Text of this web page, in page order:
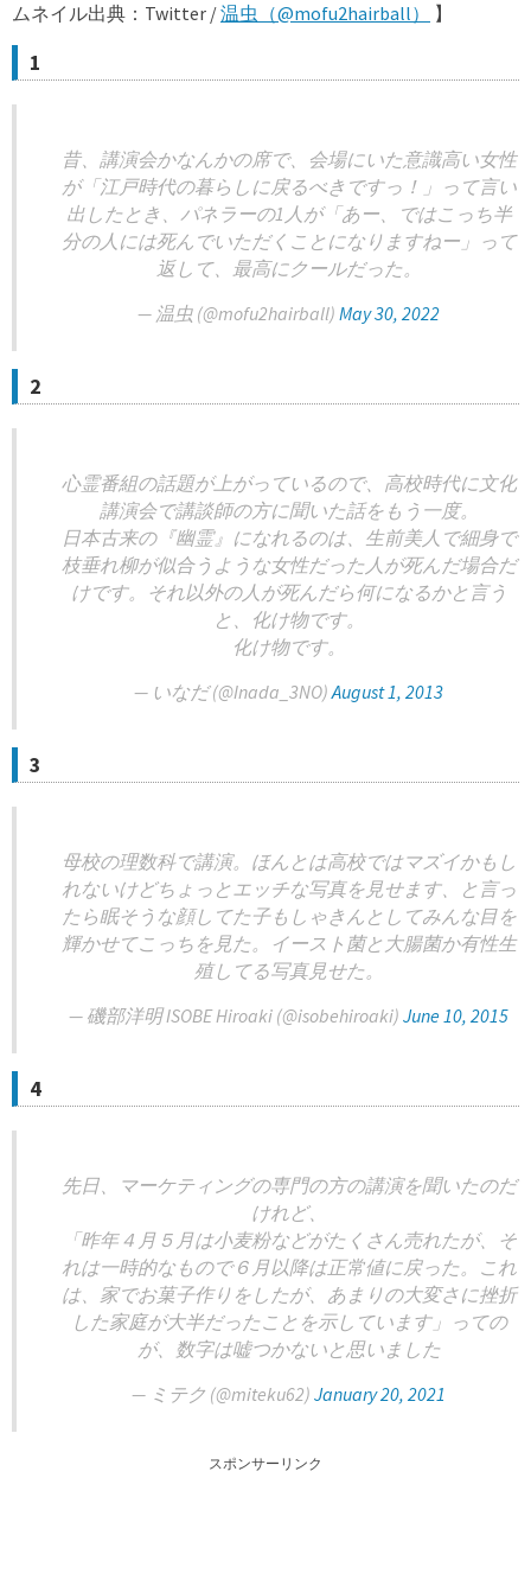
ムネイル出典：Twitter /温虫（@mofu2hairball） 】
1
昔、講演会かなんかの席で、会場にいた意識高い女性
が「江戸時代の暮らしに戻るべきですっ！」って言い
出したとき、パネラーの1人が「あー、ではこっち半
分の人には死んでいただくことになりますねー」って
返して、最高にクールだった。
— 温虫 (@mofu2hairball) May 30, 2022
2
心霊番組の話題が上がっているので、高校時代に文化
講演会で講談師の方に聞いた話をもう一度。
日本古来の『幽霊』になれるのは、生前美人で細身で
枝垂れ柳が似合うような女性だった人が死んだ場合だ
けです。それ以外の人が死んだら何になるかと言う
と、化け物です。
化け物です。
— いなだ (@Inada_3NO)August 1, 2013
3
母校の理数科で講演。ほんとは高校ではマズイかもし
れないけどちょっとエッチな写真を見せます、と言っ
たら眠そうな顔してた子もしゃきんとしてみんな目を
輝かせてこっちを見た。イースト菌と大腸菌か有性生
殖してる写真見せた。
— 磯部洋明 ISOBE Hiroaki (@isobehiroaki) June 10, 2015
4
先日、マーケティングの専門の方の講演を聞いたのだ
けれど、
「昨年４月５月は小麦粉などがたくさん売れたが、そ
れは一時的なもので６月以降は正常値に戻った。これ
は、家でお菓子作りをしたが、あまりの大変さに挫折
した家庭が大半だったことを示しています」っての
が、数字は嘘つかないと思いました
— ミテク (@miteku62) January 20, 2021
スポンサーリンク